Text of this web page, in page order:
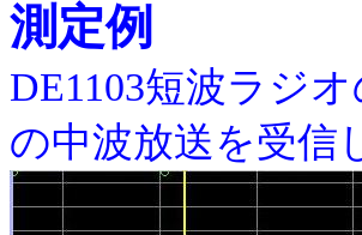
測定例
DE1103短波ラジ
の中波放送を受信